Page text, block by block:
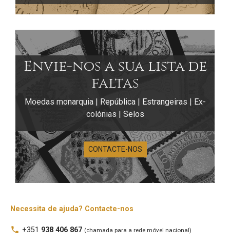
Envie-nos a sua lista de
faltas
Moedas monarquia | República | Estrangeiras | Ex-
colónias | Selos
CONTACTE-NOS
Necessita de ajuda? Contacte-nos
local_phone +351 938 406 867 (chamada para a rede móvel nacional)
Notas de
Portugal 1$00
à primeira denominação inteira do sistema do escudo,